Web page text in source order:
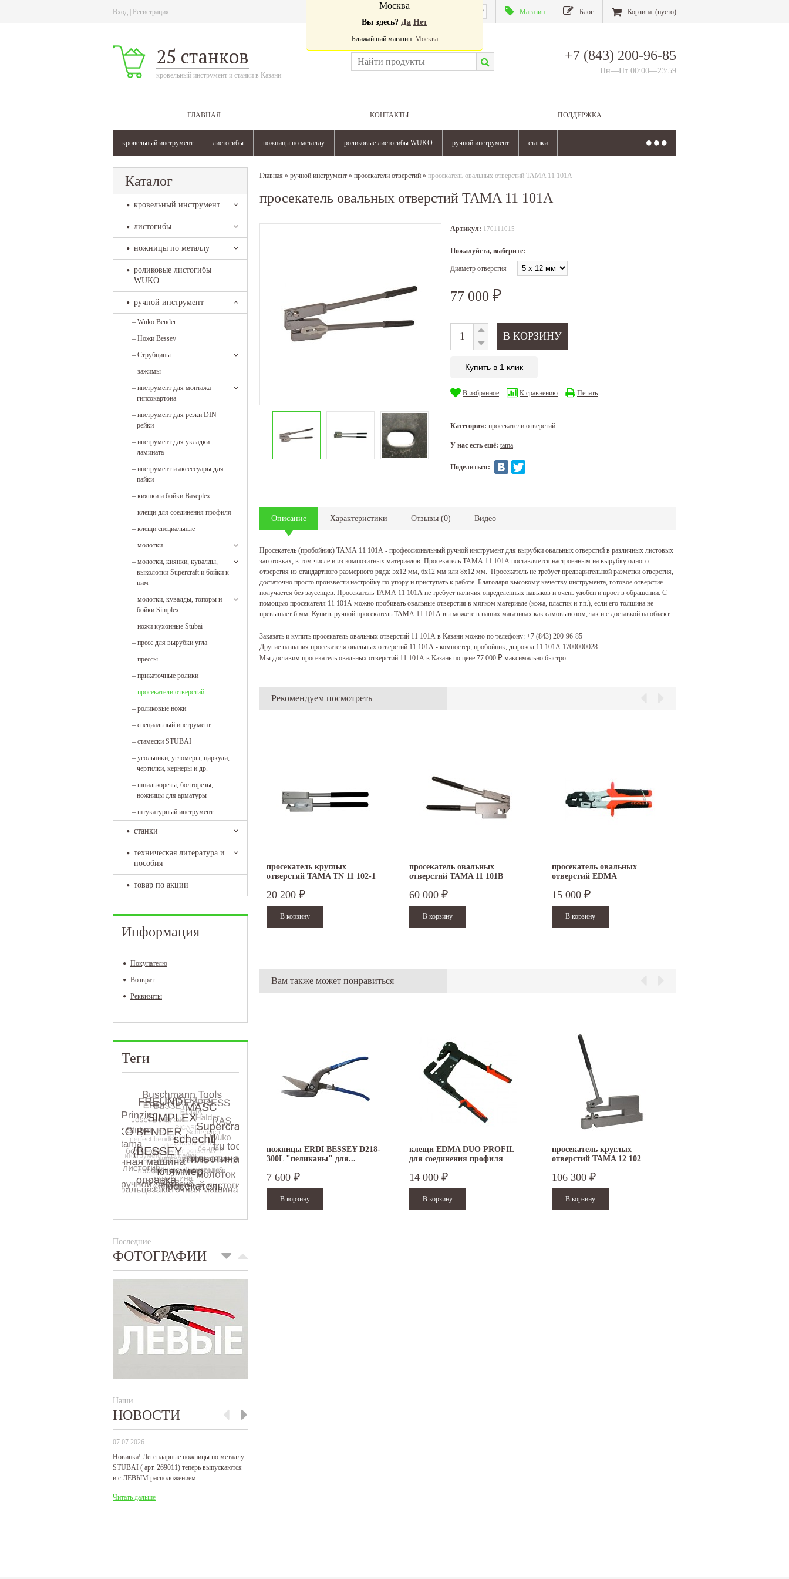
Вход Регистрация Магазин Блог Корзина: (пусто)
25 станков
кровельный инструмент и станки в Казани
+7 (843) 200-96-85
Пн—Пт 00:00—23:59
ГЛАВНАЯ КОНТАКТЫ ПОДДЕРЖКА
кровельный инструмент листогибы ножницы по металлу роликовые листогибы WUKO ручной инструмент станки
Москва
Вы здесь? Да Нет
Ближайший магазин: Москва
Каталог
кровельный инструмент
листогибы
ножницы по металлу
роликовые листогибы
WUKO
ручной инструмент
– Wuko Bender
– Ножи Bessey
– Струбцины
– зажимы
– инструмент для монтажа
гипсокартона
– инструмент для резки DIN
рейки
– инструмент для укладки
ламината
– инструмент и аксессуары для
пайки
– киянки и бойки Baseplex
– клещи для соединения профиля
– клещи специальные
– молотки
– молотки, киянки, кувалды,
выколотки Supercraft и бойки к
ним
– молотки, кувалды, топоры и
бойки Simplex
– ножи кухонные Stubai
– пресс для вырубки угла
– прессы
– прикаточные ролики
– просекатели отверстий
– роликовые ножи
– специальный инструмент
– стамески STUBAI
– угольники, угломеры, циркули,
чертилки, кернеры и др.
– шпилькорезы, болторезы,
ножницы для арматуры
– штукатурный инструмент
станки
техническая литература и
пособия
товар по акции
Информация
Покупателю
Возврат
Реквизиты
Теги
Последние
ФОТОГРАФИИ
Наши
НОВОСТИ
07.07.2026
Новинка! Легендарные ножницы по металлу
STUBAI ( арт. 269011) теперь выпускаются
и с ЛЕВЫМ расположением...
Читать дальше
Главная » ручной инструмент » просекатели отверстий » просекатель овальных отверстий TAMA 11 101А
просекатель овальных отверстий TAMA 11 101А
Артикул: 170111015
Пожалуйста, выберите:
Диаметр отверстия
77 000 ₽
Купить в 1 клик
В избранное К сравнению Печать
Категория: просекатели отверстий
У нас есть ещё: tama
Поделиться:
Описание Характеристики Отзывы (0) Видео
Просекатель (пробойник) ТАМА 11 101А - профессиональный ручной инструмент для вырубки овальных отверстий в различных листовых
заготовках, в том числе и из композитных материалов. Просекатель ТАМА 11 101А поставляется настроенным на вырубку одного
отверстия из стандартного размерного ряда: 5х12 мм, 6х12 мм или 8х12 мм. Просекатель не требует предварительной разметки отверстия,
достаточно просто произвести настройку по упору и приступать к работе. Благодаря высокому качеству инструмента, готовое отверстие
получается без заусенцев. Просекатель ТАМА 11 101А не требует наличия определенных навыков и очень удобен и прост в обращении. С
помощью просекателя 11 101А можно пробивать овальные отверстия в мягком материале (кожа, пластик и т.п.), если его толщина не
превышает 6 мм. Купить ручной просекатель ТАМА 11 101А вы можете в наших магазинах как самовывозом, так и с доставкой на объект.
Заказать и купить просекатель овальных отверстий 11 101А в Казани можно по телефону: +7 (843) 200-96-85
Другие названия просекателя овальных отверстий 11 101А - компостер, пробойник, дырокол 11 101А 1700000028
Мы доставим просекатель овальных отверстий 11 101А в Казань по цене 77 000 ₽ максимально быстро.
Рекомендуем посмотреть
просекатель круглых
отверстий TAMA TN 11 102-1
20 200 ₽
просекатель овальных
отверстий TAMA 11 101B
60 000 ₽
просекатель овальных
отверстий EDMA
15 000 ₽
Вам также может понравиться
ножницы ERDI BESSEY D218-
300L "пеликаны" для...
7 600 ₽
клещи EDMA DUO PROFIL
для соединения профиля
14 000 ₽
просекатель круглых
отверстий TAMA 12 102
106 300 ₽